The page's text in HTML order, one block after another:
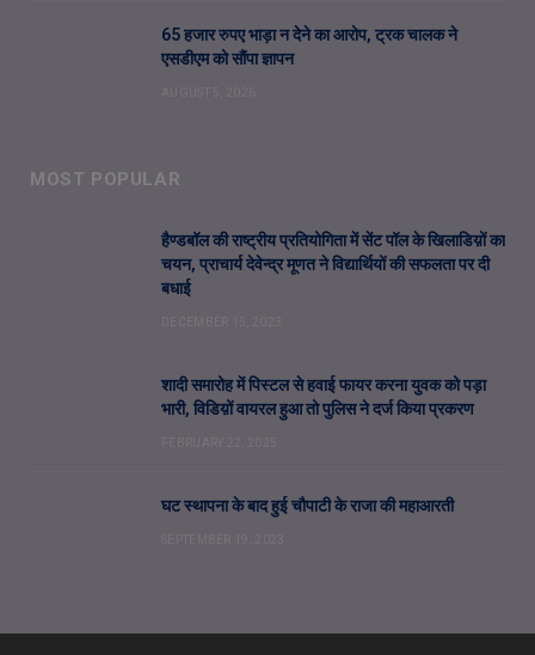
65 हजार रुपए भाड़ा न देने का आरोप, ट्रक चालक ने
एसडीएम को सौंपा ज्ञापन
MOST POPULAR
हैण्डबॉल की राष्ट्रीय प्रतियोगिता में सेंट पॉल के खिलाडिय़ों का
चयन, प्राचार्य देवेन्द्र मूणत ने विद्यार्थियों की सफलता पर दी
बधाई
शादी समारोह में पिस्टल से हवाई फायर करना युवक को पड़ा
भारी, विडिय़ों वायरल हुआ तो पुलिस ने दर्ज किया प्रकरण
घट स्थापना के बाद हुई चौपाटी के राजा की महाआरती